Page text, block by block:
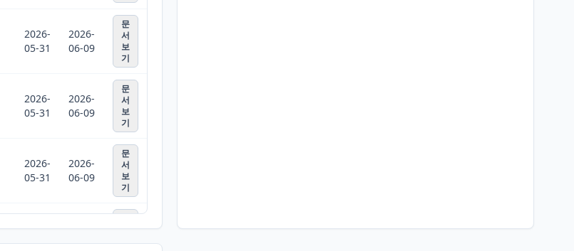
2026-
05-31
2026-
06-09
문
서
보
기
2026-
05-31
2026-
06-09
문
서
보
기
2026-
05-31
2026-
06-09
문
서
보
기
2026-
05-31
2026-
06-09
문
서